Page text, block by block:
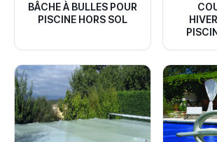
BÂCHE À BULLES POUR
PISCINE HORS SOL